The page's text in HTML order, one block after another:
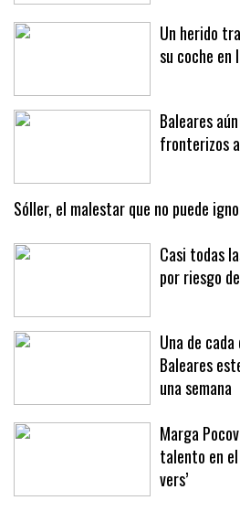
Un herido
su coche en
Baleares
fronterizos
Sóller, el malestar que no puede
Casi todas
por riesgo
Una de
Baleares
una semana
Marga
talento en el
vers’